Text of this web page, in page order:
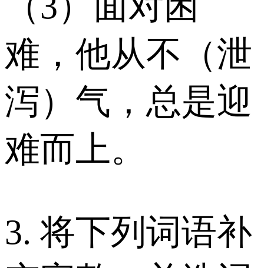
难，他从不（泄
泻）气，总是迎
难而上。
3. 将下列词语补